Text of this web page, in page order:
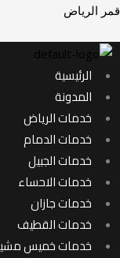
تخطي
المحتوى
قمر الرياض
الرئيسية
المدونة
خدمات الرياض
خدمات الدمام
خدمات الجبيل
خدمات الاحساء
خدمات جازان
خدمات القطيف
خدمات خميس